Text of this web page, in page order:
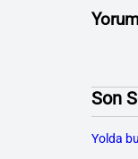
Son
Yolda